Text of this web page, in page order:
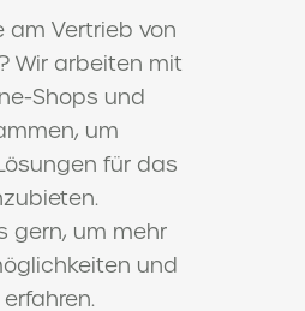
am Vertrieb von
Wir arbeiten mit
Shops und
um
für das
gern, um mehr
und